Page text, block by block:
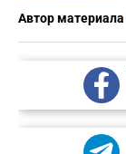
Автор материала